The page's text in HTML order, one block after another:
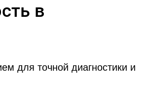
в
для точной диагностики и